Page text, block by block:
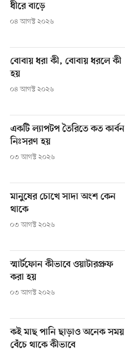
ধীরে বাড়ে
০৪ আগস্ট ২০২৬
বোবায় ধরা কী, বোবায় ধরলে কী
হয়
০৪ আগস্ট ২০২৬
একটি ল্যাপটপ তৈরিতে কত কার্বন
নিঃসরণ হয়
০৩ আগস্ট ২০২৬
মানুষের চোখে সাদা অংশ কেন
থাকে
০৩ আগস্ট ২০২৬
স্মার্টফোন কীভাবে ওয়াটারপ্রুফ
করা হয়
০৩ আগস্ট ২০২৬
কই মাছ পানি ছাড়াও অনেক সময়
বেঁচে থাকে কীভাবে